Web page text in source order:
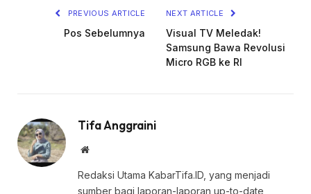
PREVIOUS ARTICLE
Pos Sebelumnya
NEXT ARTICLE
Visual TV Meledak!
Samsung Bawa Revolusi
Micro RGB ke RI
Tifa Anggraini
Website
Redaksi Utama KabarTifa.ID, yang menjadi
sumber bagi laporan-laporan up-to-date